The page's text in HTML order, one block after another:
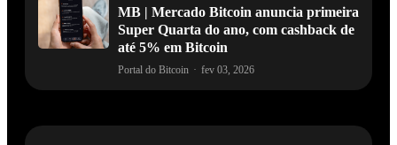
MB | Mercado Bitcoin anuncia primeira
Super Quarta do ano, com cashback de
até 5% em Bitcoin
Portal do Bitcoin · fev 03, 2026